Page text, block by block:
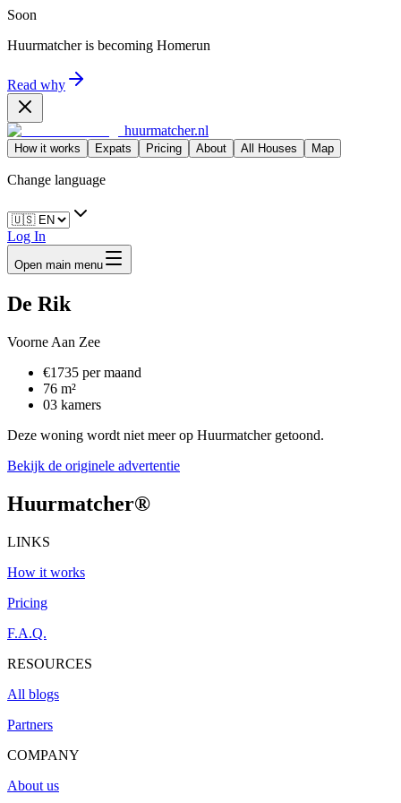
Soon
Huurmatcher is becoming Homerun
Read why
huurmatcher.nl
How it works Expats Pricing About All Houses Map
Change language
Log In
Open main menu
De Rik
Voorne Aan Zee
€1735 per maand
76 m²
03 kamers
Deze woning wordt niet meer op Huurmatcher getoond.
Bekijk de originele advertentie
Huurmatcher®
LINKS
How it works
Pricing
F.A.Q.
RESOURCES
All blogs
Partners
COMPANY
About us